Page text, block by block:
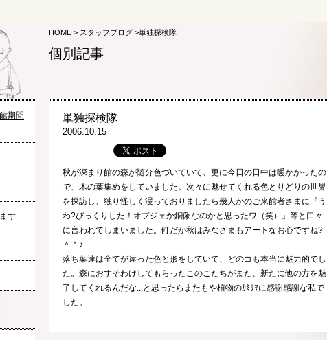
期間
す
HOME > スタッフブログ >単独探検隊
個別記事
単独探検隊
2006.10.15
秋が深まり館の森が随分色づいていて、更に今日の日中は暖かかったの
で、木の葉集めをしていました。次々に魅せてくれる色とりどりの世界
を探訪し、独り怪しく浸っておりましたら幾人かのご来館者さまに『う
わ?びっくりした！オブジェか銅像なのかと思ったワ（笑）』等と口々
に言われてしまいました。何だか秋はみなさまもアートなお心ですね?
＾＾♪
落ち葉達は全てが違った色と形をしていて、どのコも本当に魅力的でし
た。森におすそわけしてもらったこのこたちがまた、新たに他の方を魅
了してくれるんだな...と思ったらまたもや植物のｶﾐｻﾏに感謝感謝な私で
した。